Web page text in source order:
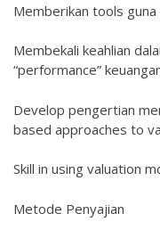
Memberikan tools guna
Membekali keahlian
“performance”
Develop pengertian
based approaches to
Skill in using valuation
Metode Penyajian